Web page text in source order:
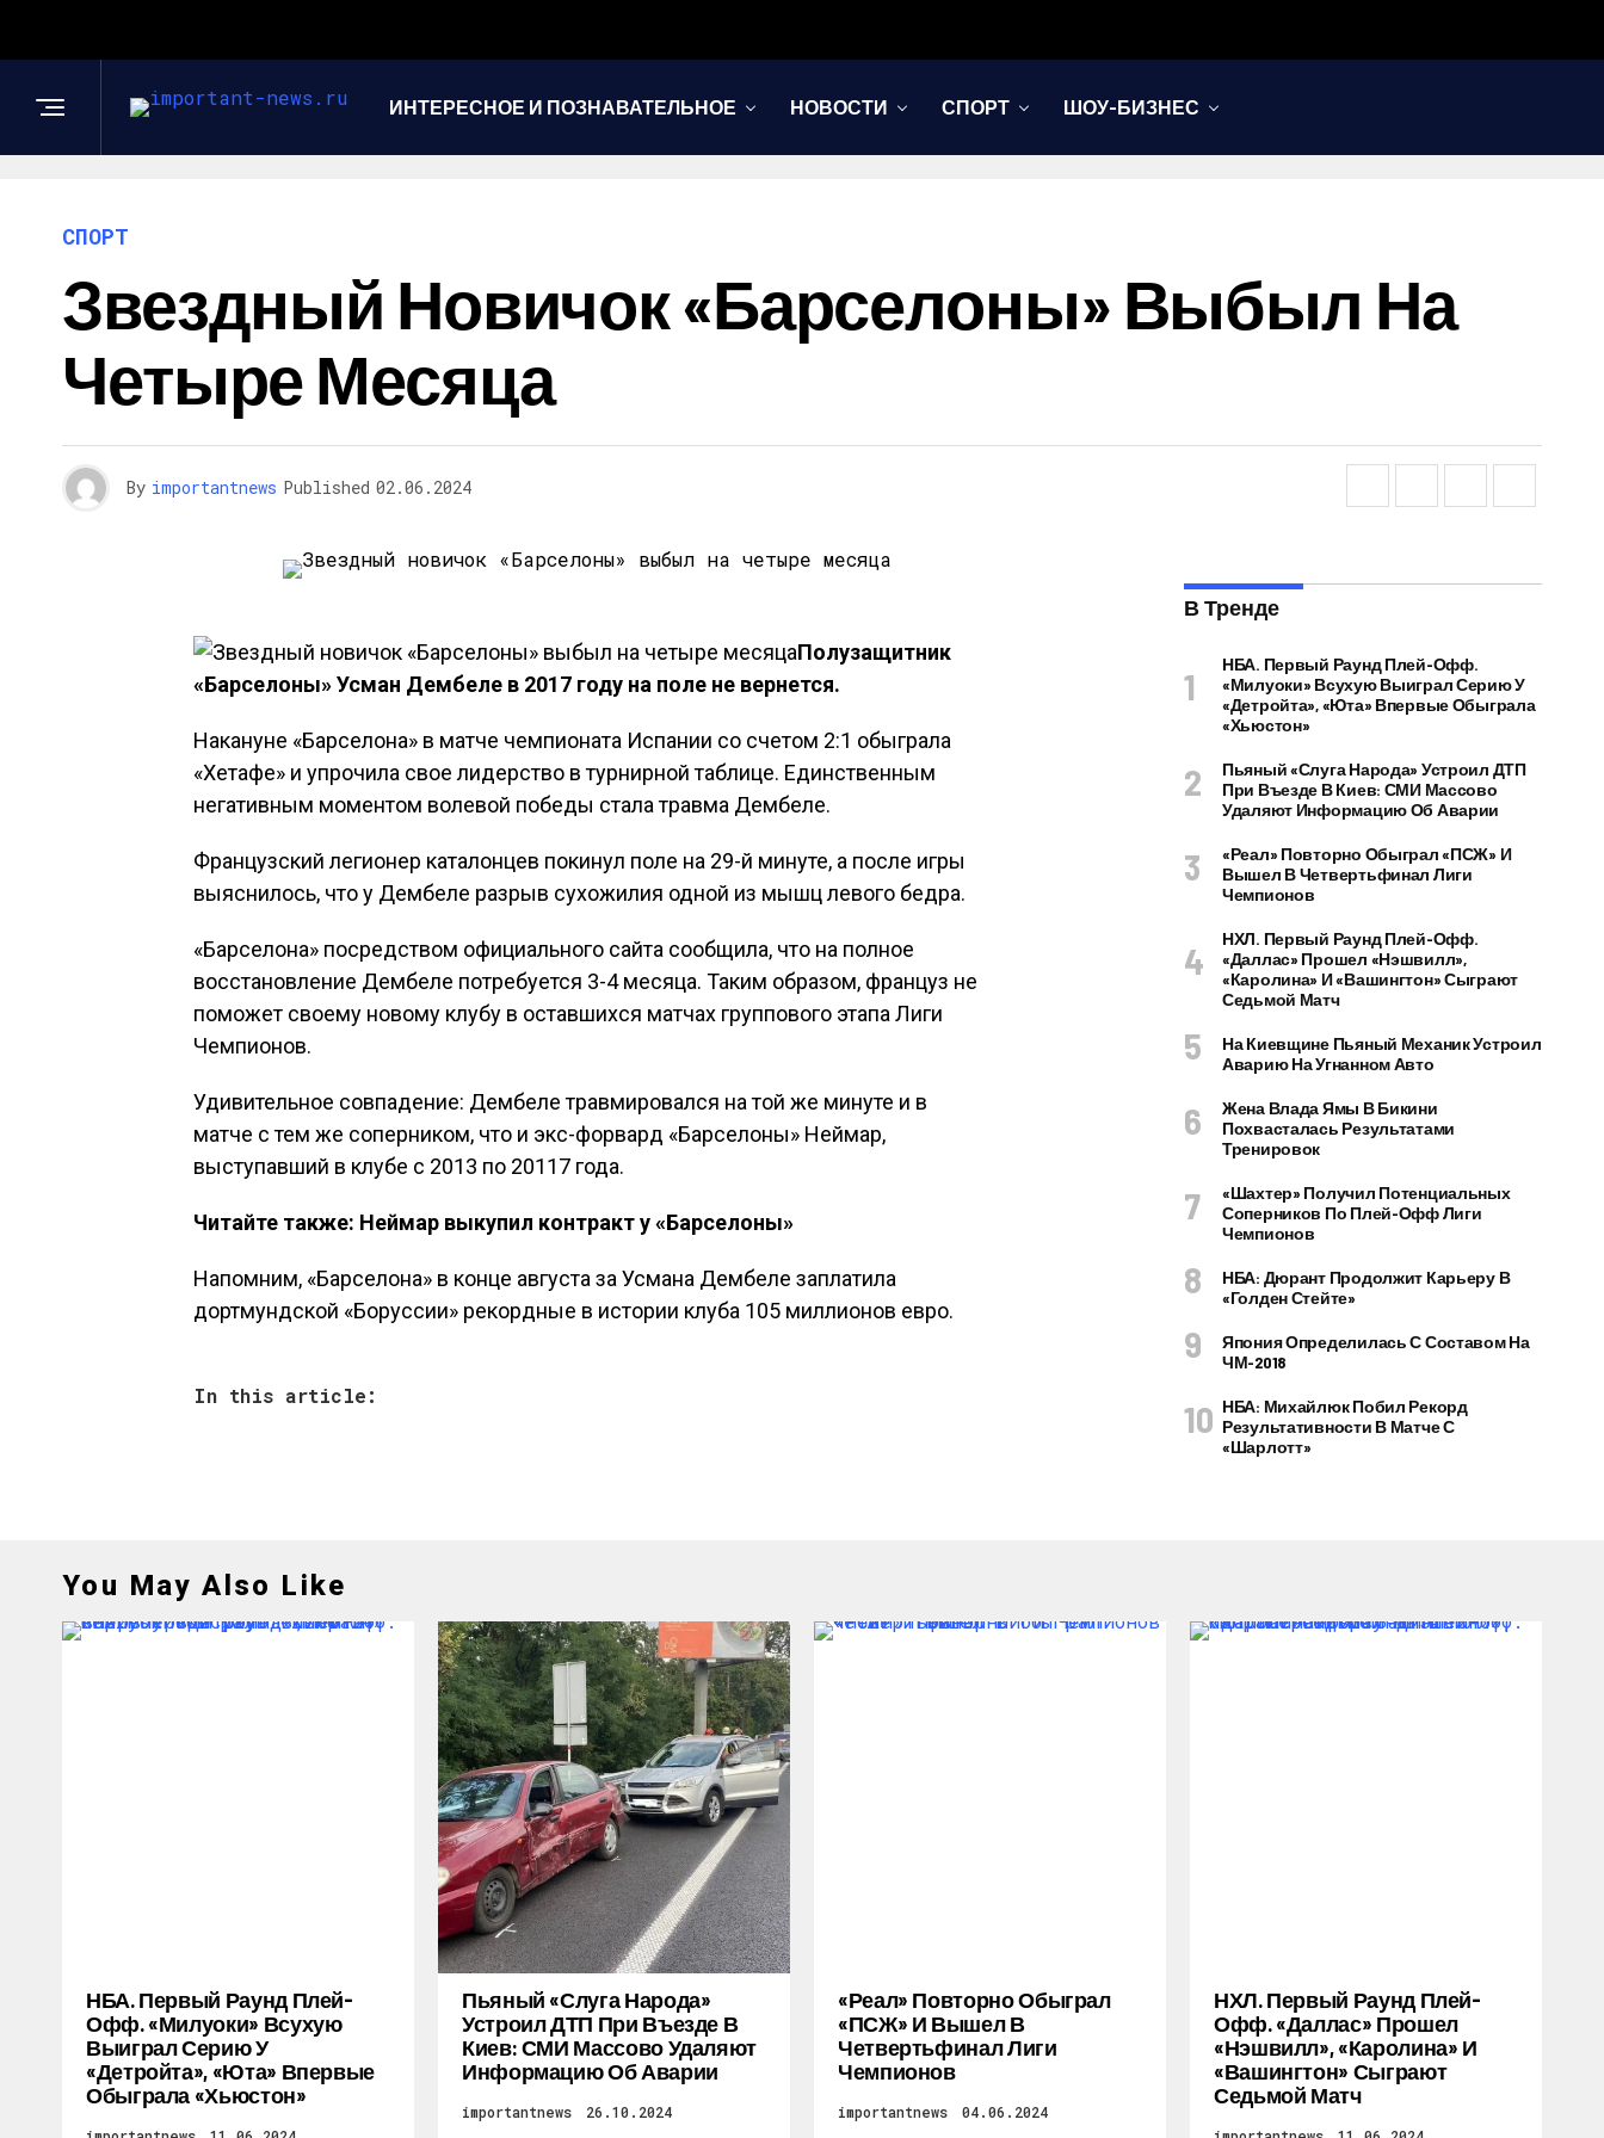
ИНТЕРЕСНОЕ И ПОЗНАВАТЕЛЬНОЕ НОВОСТИ СПОРТ ШОУ-БИЗНЕС
СПОРТ
Звездный Новичок «Барселоны» Выбыл На
Четыре Месяца
By importantnews Published 02.06.2024
Полузащитник
«Барселоны» Усман Дембеле в 2017 году на поле не вернется.
Накануне «Барселона» в матче чемпионата Испании со счетом 2:1 обыграла
«Хетафе» и упрочила свое лидерство в турнирной таблице. Единственным
негативным моментом волевой победы стала травма Дембеле.
Французский легионер каталонцев покинул поле на 29-й минуте, а после игры
выяснилось, что у Дембеле разрыв сухожилия одной из мышц левого бедра.
«Барселона» посредством официального сайта сообщила, что на полное
восстановление Дембеле потребуется 3-4 месяца. Таким образом, француз не
поможет своему новому клубу в оставшихся матчах группового этапа Лиги
Чемпионов.
Удивительное совпадение: Дембеле травмировался на той же минуте и в
матче с тем же соперником, что и экс-форвард «Барселоны» Неймар,
выступавший в клубе с 2013 по 20117 года.
Читайте также: Неймар выкупил контракт у «Барселоны»
Напомним, «Барселона» в конце августа за Усмана Дембеле заплатила
дортмундской «Боруссии» рекордные в истории клуба 105 миллионов евро.
In this article:
В Тренде
НБА. Первый Раунд Плей-Офф.
«Милуоки» Всухую Выиграл Серию У
«Детройта», «Юта» Впервые Обыграла
«Хьюстон»
Пьяный «слуга Народа» Устроил ДТП
При Въезде В Киев: СМИ Массово
Удаляют Информацию Об Аварии
«Реал» Повторно Обыграл «ПСЖ» И
Вышел В Четвертьфинал Лиги
Чемпионов
НХЛ. Первый Раунд Плей-Офф.
«Даллас» Прошел «Нэшвилл»,
«Каролина» И «Вашингтон» Сыграют
Седьмой Матч
На Киевщине Пьяный Механик Устроил
Аварию На Угнанном Авто
Жена Влада Ямы В Бикини
Похвасталась Результатами
Тренировок
«Шахтер» Получил Потенциальных
Соперников По Плей-Офф Лиги
Чемпионов
НБА: Дюрант Продолжит Карьеру В
«Голден Стейте»
Япония Определилась С Составом На
ЧМ-2018
НБА: Михайлюк Побил Рекорд
Результативности В Матче С
«Шарлотт»
You May Also Like
НБА. Первый Раунд Плей-
Офф. «Милуоки» Всухую
Выиграл Серию У
«Детройта», «Юта» Впервые
Обыграла «Хьюстон»
Пьяный «слуга Народа»
Устроил ДТП При Въезде В
Киев: СМИ Массово Удаляют
Информацию Об Аварии
importantnews 26.10.2024
«Реал» Повторно Обыграл
«ПСЖ» И Вышел В
Четвертьфинал Лиги
Чемпионов
importantnews 04.06.2024
НХЛ. Первый Раунд Плей-
Офф. «Даллас» Прошел
«Нэшвилл», «Каролина» И
«Вашингтон» Сыграют
Седьмой Матч